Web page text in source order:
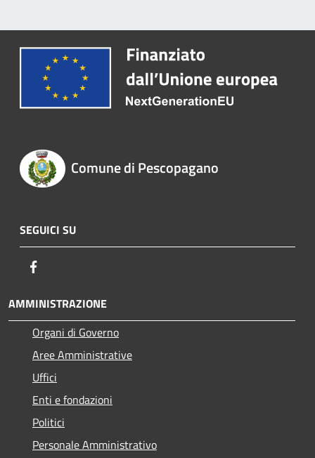
Comune di Pescopagano
SEGUICI SU
AMMINISTRAZIONE
Organi di Governo
Aree Amministrative
Uffici
Enti e fondazioni
Politici
Personale Amministrativo